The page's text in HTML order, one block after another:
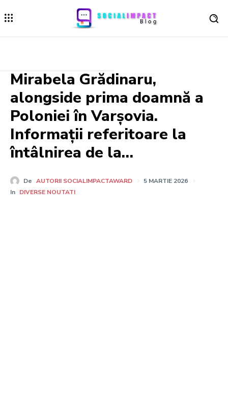
Mirabela Grădinaru,
alongside prima doamnă a
Poloniei în Varșovia.
Informații referitoare la
întâlnirea de la…
De AUTORII SOCIALIMPACTAWARD
5 MARTIE 2026
In DIVERSE NOUTATI